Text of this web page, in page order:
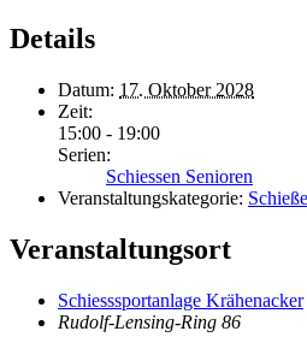
Details
Datum: 17. Oktober 2028
Zeit:
15:00 - 19:00
Serien:
Schiessen Senioren
Veranstaltungskategorie:
Veranstaltungsort
Schiesssportanlage Krähenacker
Rudolf-Lensing-Ring 86